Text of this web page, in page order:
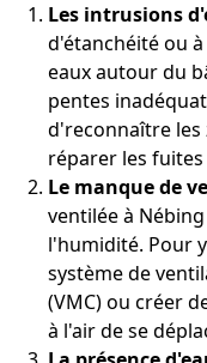
Les intrusions
d'étanchéité ou
eaux autour du
pentes
d'reconnaître les
réparer les
Le manque de
ventilée à
l'humidité. Pour
système de
(VMC) ou créer
à l'air de se